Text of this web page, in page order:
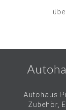
Autohaus
Zubehör,